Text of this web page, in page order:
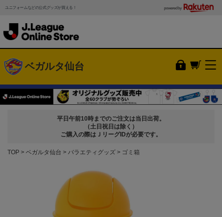
ユニフォームなどの公式グッズが買える！ powered by
ベガルタ仙台
平日午前10時までのご注文は当日出荷。
（土日祝日は除く）
ご購入の際はＪリーグIDが必要です。
TOP ベガルタ仙台 バラエティグッズ ゴミ箱